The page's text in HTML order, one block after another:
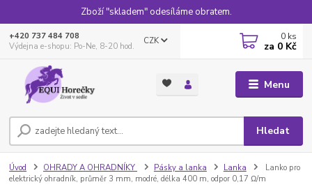
Zboží "skladem" odesíláme obratem.
Menu
CZK
Hledat
+420 737 484 708
Výdejna e-shopu: Po-Ne, 8-20 hod.
0 ks
za 0 Kč
Úvod OHRADY A OHRADNÍKY Pásky a lanka Lanka
Lanko pro
elektrický ohradník, průměr 3 mm, modré, délka 400 m, odpor 0,17 Ω/m